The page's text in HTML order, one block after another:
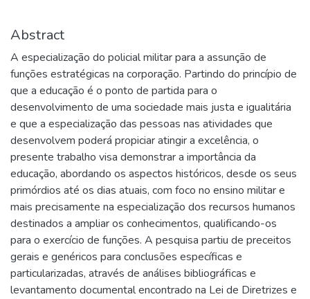
Abstract
A especialização do policial militar para a assunção de
funções estratégicas na corporação. Partindo do princípio de
que a educação é o ponto de partida para o
desenvolvimento de uma sociedade mais justa e igualitária
e que a especialização das pessoas nas atividades que
desenvolvem poderá propiciar atingir a excelência, o
presente trabalho visa demonstrar a importância da
educação, abordando os aspectos históricos, desde os seus
primórdios até os dias atuais, com foco no ensino militar e
mais precisamente na especialização dos recursos humanos
destinados a ampliar os conhecimentos, qualificando-os
para o exercício de funções. A pesquisa partiu de preceitos
gerais e genéricos para conclusões específicas e
particularizadas, através de análises bibliográficas e
levantamento documental encontrado na Lei de Diretrizes e